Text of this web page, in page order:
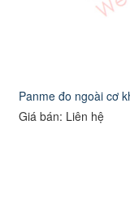
Panme đo ngoài cơ
Giá bán: Liên hệ